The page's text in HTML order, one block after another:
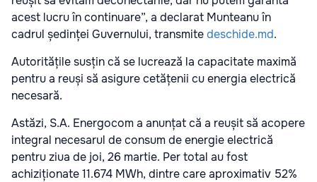
acest lucru în continuare”, a declarat Munteanu în
cadrul ședinței Guvernului, transmitedeschide.md.
Autoritățile susțin că se lucrează la capacitate maximă
pentru a reuși să asigure cetățenii cu energia electrică
necesară.
Astăzi, S.A. Energocom a anunțat că a reușit să acopere
integral necesarul de consum de energie electrică
pentru ziua de joi, 26 martie. Per total au fost
achiziționate 11.674 MWh, dintre care aproximativ 52%